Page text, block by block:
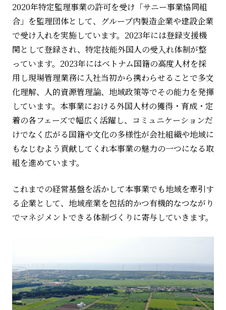
2020年特定監理事業の許可を受け「サニー事業協同組
合」を監理団体として、グループ内製造企業や建設企業
で受け入れを実施しています。2023年には登録支援機
関として登録され、特定技能外国人の受入れ体制が整
っています。2023年にはベトナム国籍の高度人材を採
用し現場管理業務に入社当初から携わらせることで多文
化理解、人的資源管理論、地域政策等でその能力を発揮
しています。本事業における外国人材の獲得・育成・定
着の各フェーズで幅広く活躍し、コミュニケーションだ
けでなく広がる国籍や文化の多様性が会社組織や地域に
もなじむよう貢献してくれ本事業の魅力の一つになる取
組を進めています。
これまでの経営基盤を活かして本事業でも地域を牽引す
る企業として、地域産業を包括的かつ有機的なつながり
でマネジメントできる体制づくりに寄与していきます。